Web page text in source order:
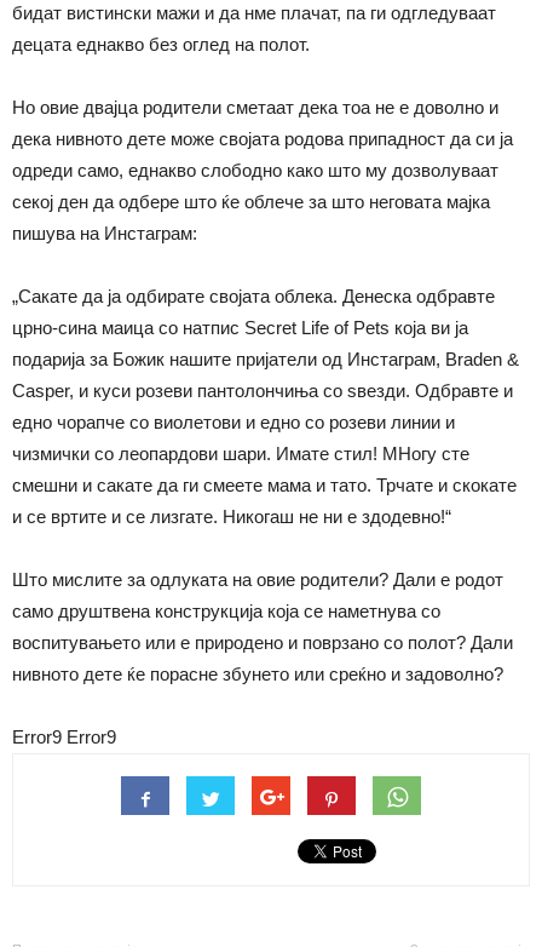
бидат вистински мажи и да нме плачат, па ги одгледуваат
децата еднакво без оглед на полот.
Но овие двајца родители сметаат дека тоа не е доволно и
дека нивното дете може својата родова припадност да си ја
одреди само, еднакво слободно како што му дозволуваат
секој ден да одбере што ќе облече за што неговата мајка
пишува на Инстаграм:
„Сакате да ја одбирате својата облека. Денеска одбравте
црно-сина маица со натпис Secret Life of Pets која ви ја
подарија за Божик нашите пријатели од Инстаграм, Braden &
Casper, и куси розеви пантолончиња со ѕвезди. Одбравте и
едно чорапче со виолетови и едно со розеви линии и
чизмички со леопардови шари. Имате стил! МНогу сте
смешни и сакате да ги смеете мама и тато. Трчате и скокате
и се вртите и се лизгате. Никогаш не ни е здодевно!“
Што мислите за одлуката на овие родители? Дали е родот
само друштвена конструкција која се наметнува со
воспитувањето или е природено и поврзано со полот? Дали
нивното дете ќе порасне збунето или среќно и задоволно?
Error9 Error9